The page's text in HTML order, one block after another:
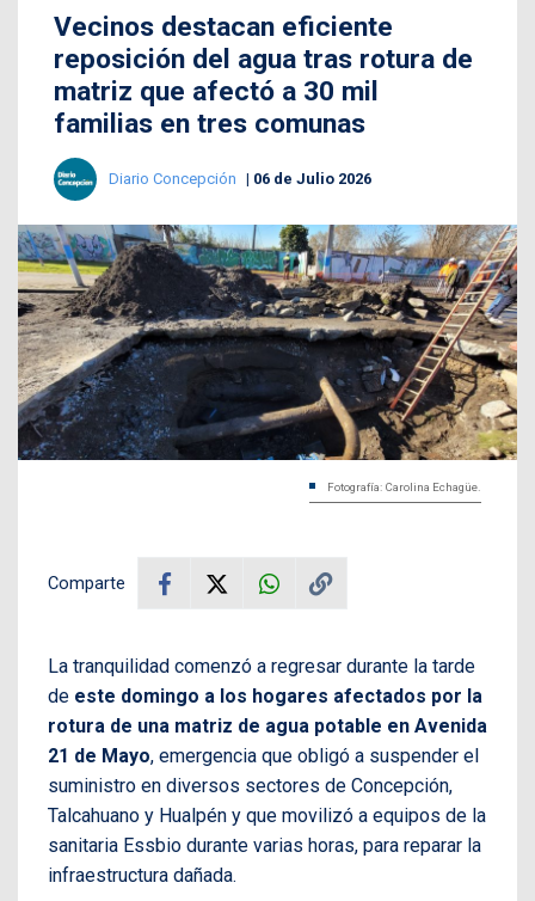
Vecinos destacan eficiente
reposición del agua tras rotura de
matriz que afectó a 30 mil
familias en tres comunas
Diario Concepción 06 de Julio 2026
Fotografía: Carolina Echagüe.
Comparte
La tranquilidad comenzó a regresar durante la tarde
de este domingo a los hogares afectados por la
rotura de una matriz de agua potable en Avenida
21 de Mayo, emergencia que obligó a suspender el
suministro en diversos sectores de Concepción,
Talcahuano y Hualpén y que movilizó a equipos de la
sanitaria Essbio durante varias horas, para reparar la
infraestructura dañada.